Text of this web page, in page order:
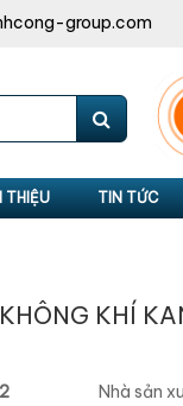
group.com
THIỆU TIN TỨC
KHÍ
Nhà sản